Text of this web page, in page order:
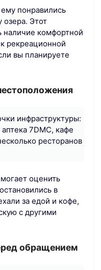
понравились
озера. Этот
наличие комфортной
рекреационной
вы планируете
инфраструктуры:
7DMC, кафе
ресторанов
оценить
в
за едой и кофе,
с другими
обращением